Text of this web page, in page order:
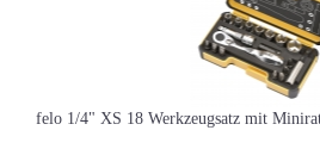
felo 1/4" XS 18 Werkzeugsatz mit